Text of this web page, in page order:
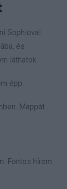
Sophieval.
és
láthatok.
épp.
Mappát
Fontos hírem